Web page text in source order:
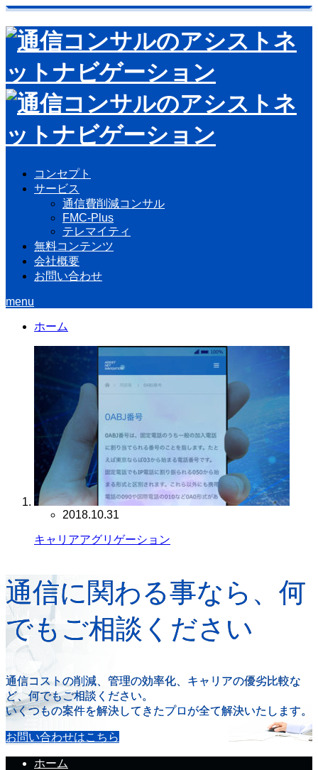
コンセプト
サービス
通信費削減コンサル
FMC-Plus
テレマイティ
無料コンテンツ
会社概要
お問い合わせ
menu
ホーム
2018.10.31
キャリアアグリゲーション
通信に関わる事なら、何
でもご相談ください
通信コストの削減、管理の効率化、キャリアの優劣比較な
ど、何でもご相談ください。
いくつもの案件を解決してきたプロが全て解決いたします。
お問い合わせはこちら
ホーム